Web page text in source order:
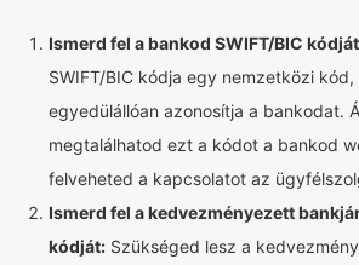
Ismerd fel a bankod SWIFT/BIC
SWIFT/BIC kódja egy nemzetközi kód,
egyedülállóan azonosítja a bankodat.
megtalálhatod ezt a kódot a bankod
felveheted a kapcsolatot az
Ismerd fel a kedvezményezett
kódját: Szükséged lesz a